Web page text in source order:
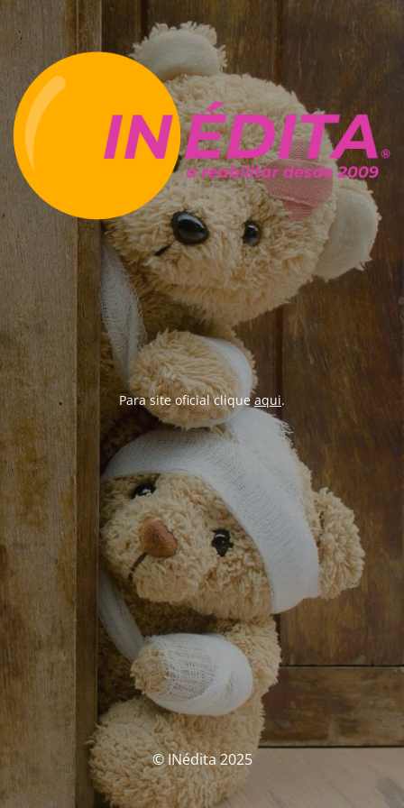
Para site oficial cliqueaqui.
© INédita 2025